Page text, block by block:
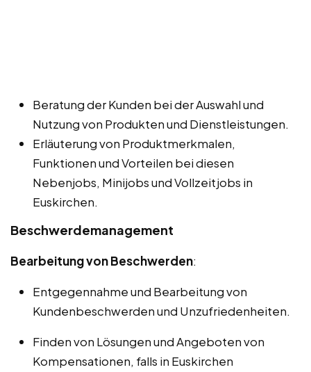
Beratung der Kunden bei der Auswahl und
Nutzung von Produkten und Dienstleistungen.
Erläuterung von Produktmerkmalen,
Funktionen und Vorteilen bei diesen
Nebenjobs, Minijobs und Vollzeitjobs in
Euskirchen.
Beschwerdemanagement
Bearbeitung von Beschwerden:
Entgegennahme und Bearbeitung von
Kundenbeschwerden und Unzufriedenheiten.
Finden von Lösungen und Angeboten von
Kompensationen, falls in Euskirchen